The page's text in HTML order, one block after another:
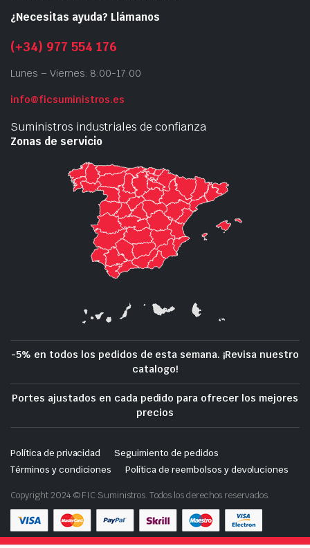
¿Necesitas ayuda? Llámanos
(+34) 977 554 176
Lunes – Viernes: 8:00-17:00
info@ficsuministros.es
Suministros industriales de confianza
Zonas de servicio
-5% en todos los pedidos de esta semana. ¡Revisa nuestro
catalogo!
Portes ajustados en cada pedido para ofrecer los mejores
precios
Política de privacidad
Seguimiento de pedidos
Términos y condiciones
Política de reembolsos y devoluciones
Copyright 2024 © FIC Suministros. Todos los derechos reservados.